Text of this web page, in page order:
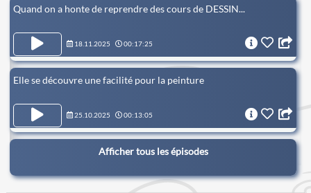
Quand on a honte de reprendre des cours de DESSIN...
18.11.2025 00:17:25
Elle se découvre une facilité pour la peinture
25.10.2025 00:13:05
Afficher tous les épisodes